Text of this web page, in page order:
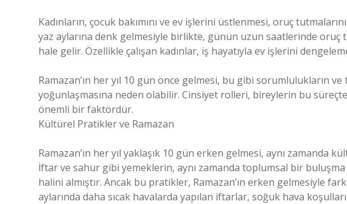
Kadınların, çocuk bakımını ve ev işlerini üstlenmesi, oruç
yaz aylarına denk gelmesiyle birlikte, günün uzun saatlerinde oruç
hale gelir. Özellikle çalışan kadınlar, iş hayatıyla ev işlerini
Ramazan’ın her yıl 10 gün önce gelmesi, bu gibi sorumlulukların
yoğunlaşmasına neden olabilir. Cinsiyet rolleri, bireylerin bu süreçte
önemli bir faktördür.
Kültürel Pratikler ve Ramazan
Ramazan’ın her yıl yaklaşık 10 gün erken gelmesi, aynı zamanda
İftar ve sahur gibi yemeklerin, aynı zamanda toplumsal bir
halini almıştır. Ancak bu pratikler, Ramazan’ın erken gelmesiyle
aylarında daha sıcak havalarda yapılan iftarlar, soğuk hava